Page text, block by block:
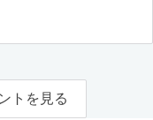
トを見る